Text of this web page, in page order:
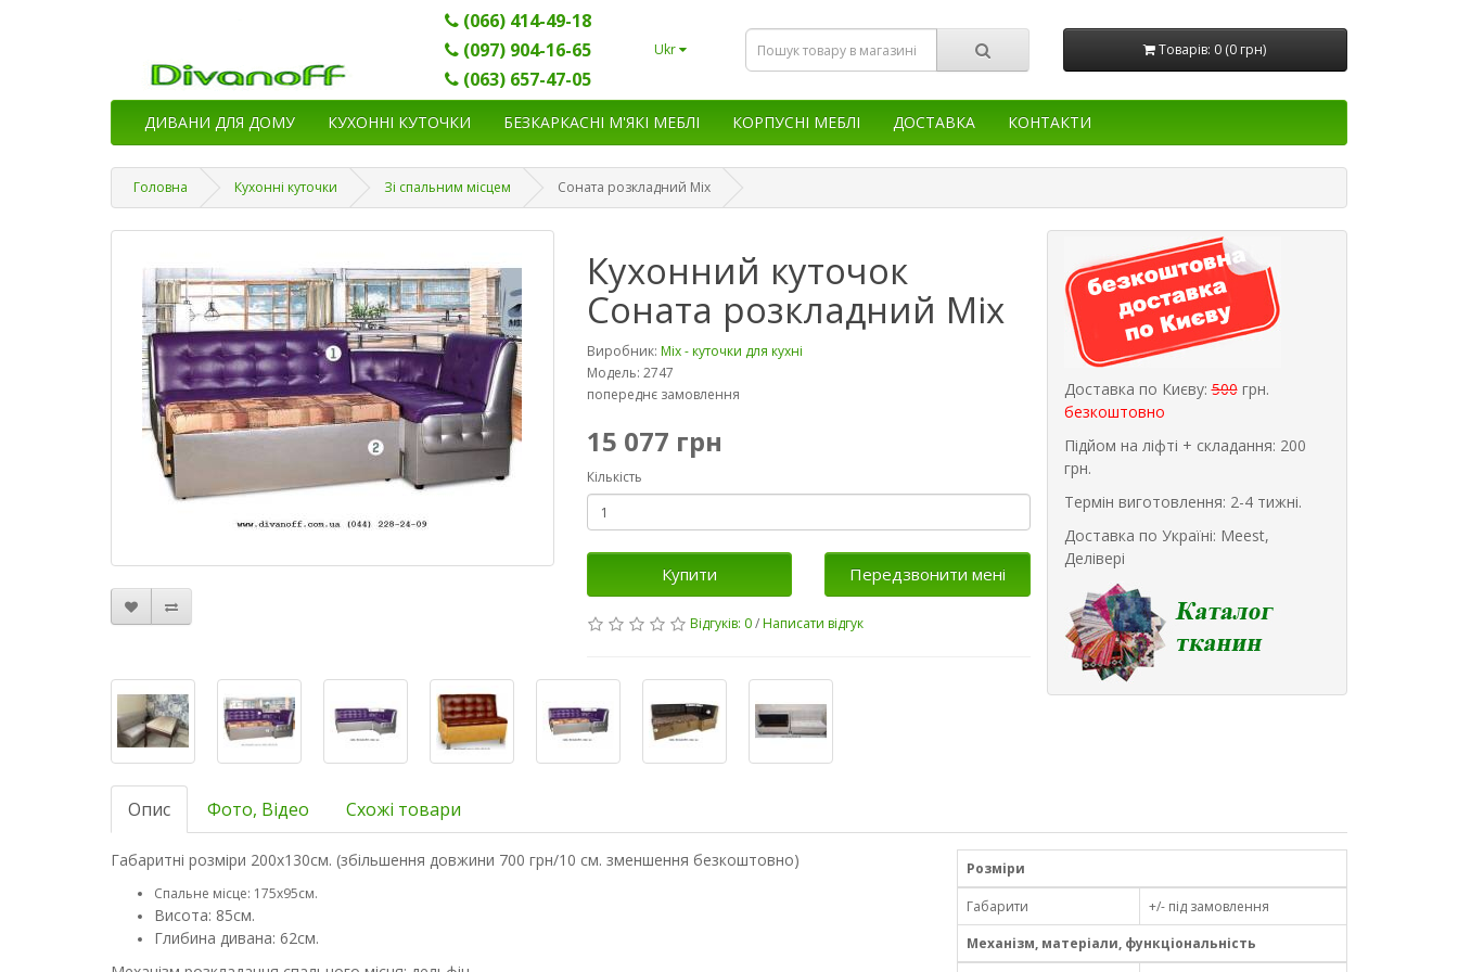
(066) 414-49-18
(097) 904-16-65
(063) 657-47-05
Ukr Товарів: 0 (0 грн)
ДИВАНИ ДЛЯ ДОМУ КУХОННІ КУТОЧКИ БЕЗКАРКАСНІ М'ЯКІ МЕБЛІ КОРПУСНІ МЕБЛІ ДОСТАВКА КОНТАКТИ
Головна Кухонні куточки Зі спальним місцем Соната розкладний Mix
Кухонний куточок
Соната розкладний Mix
Виробник: Мix - куточки для кухні
Модель: 2747
попереднє замовлення
15 077 грн
Кількість
Купити Передзвонити мені
Відгуків: 0/Написати відгук
Доставка по Києву:500грн.
безкоштовно
Підйом на ліфті + складання: 200
грн.
Термін виготовлення: 2-4 тижні.
Доставка по Україні: Meest,
Делівері
Опис Фото, Відео Схожі товари
Габаритні розміри 200х130см. (збільшення довжини 700 грн/10 см. зменшення безкоштовно)
Спальне місце: 175х95см.
Висота: 85см.
Глибина дивана: 62см.
Розміри
Габарити
+/- під замовлення
Механізм, матеріали, функціональність